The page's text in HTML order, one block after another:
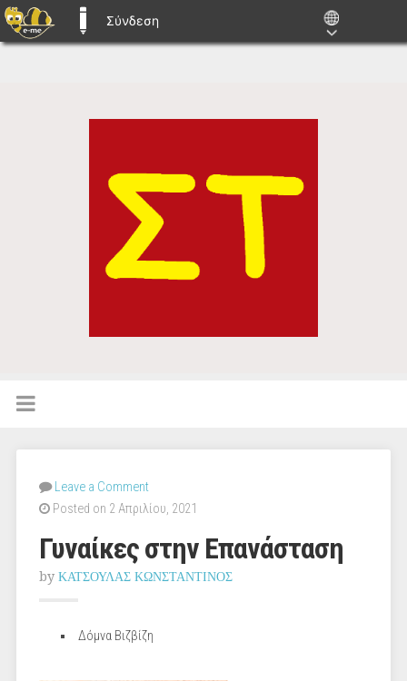
E-ME BLOGS
Σύνδεση
Leave a Comment
Posted on 2 Απριλίου, 2021
Γυναίκες στην Επανάσταση
by ΚΑΤΣΟΥΛΑΣ ΚΩΝΣΤΑΝΤΙΝΟΣ
Δόμνα Βιζβίζη